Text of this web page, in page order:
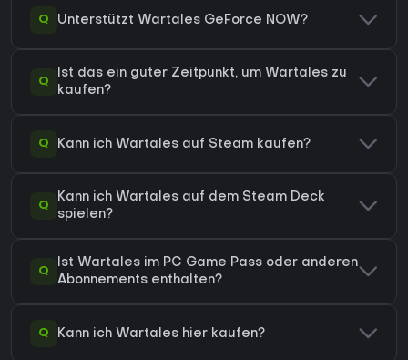
Q Unterstützt Wartales GeForce NOW?
Q
Ist das ein guter Zeitpunkt, um Wartales zu
kaufen?
Q Kann ich Wartales auf Steam kaufen?
Q
Kann ich Wartales auf dem Steam Deck
spielen?
Q
Ist Wartales im PC Game Pass oder anderen
Abonnements enthalten?
Q Kann ich Wartales hier kaufen?